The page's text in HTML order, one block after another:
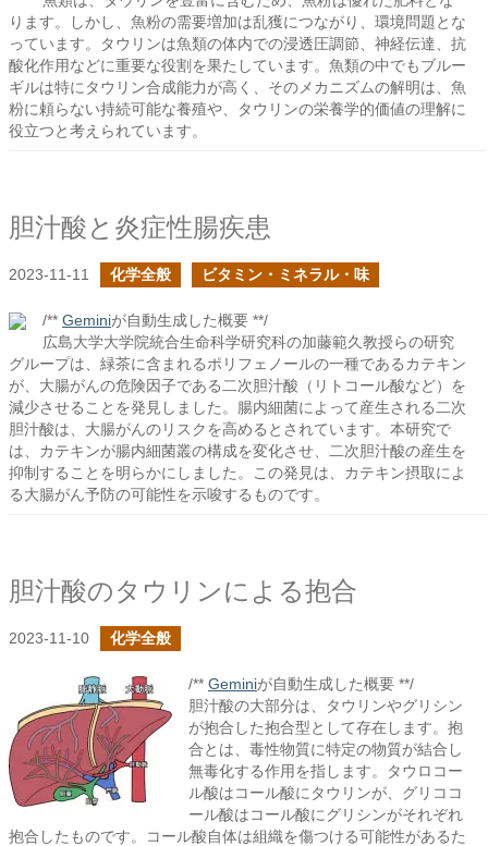
ります。しかし、魚粉の需要増加は乱獲につながり、環境問題とな
っています。タウリンは魚類の体内での浸透圧調節、神経伝達、抗
酸化作用などに重要な役割を果たしています。魚類の中でもブルー
ギルは特にタウリン合成能力が高く、そのメカニズムの解明は、魚
粉に頼らない持続可能な養殖や、タウリンの栄養学的価値の理解に
役立つと考えられています。
胆汁酸と炎症性腸疾患
2023-11-11 化学全般 ビタミン・ミネラル・味
/** Geminiが自動生成した概要 **/
広島大学大学院統合生命科学研究科の加藤範久教授らの研究
グループは、緑茶に含まれるポリフェノールの一種であるカテキン
が、大腸がんの危険因子である二次胆汁酸（リトコール酸など）を
減少させることを発見しました。腸内細菌によって産生される二次
胆汁酸は、大腸がんのリスクを高めるとされています。本研究で
は、カテキンが腸内細菌叢の構成を変化させ、二次胆汁酸の産生を
抑制することを明らかにしました。この発見は、カテキン摂取によ
る大腸がん予防の可能性を示唆するものです。
胆汁酸のタウリンによる抱合
2023-11-10 化学全般
/** Geminiが自動生成した概要 **/
胆汁酸の大部分は、タウリンやグリシン
が抱合した抱合型として存在します。抱
合とは、毒性物質に特定の物質が結合し
無毒化する作用を指します。タウロコー
ル酸はコール酸にタウリンが、グリココ
ール酸はコール酸にグリシンがそれぞれ
抱合したものです。コール酸自体は組織を傷つける可能性があるた